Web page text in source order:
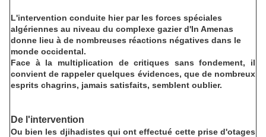
L'intervention conduite hier par les forces spéciales
algériennes au niveau du complexe gazier d'In Amenas
donne lieu à de nombreuses réactions négatives dans le
monde occidental.
Face à la multiplication de critiques sans fondement, il
convient de rappeler quelques évidences, que de nombreux
esprits chagrins, jamais satisfaits, semblent oublier.
De l'intervention
Ou bien les djihadistes qui ont effectué cette prise d'otages